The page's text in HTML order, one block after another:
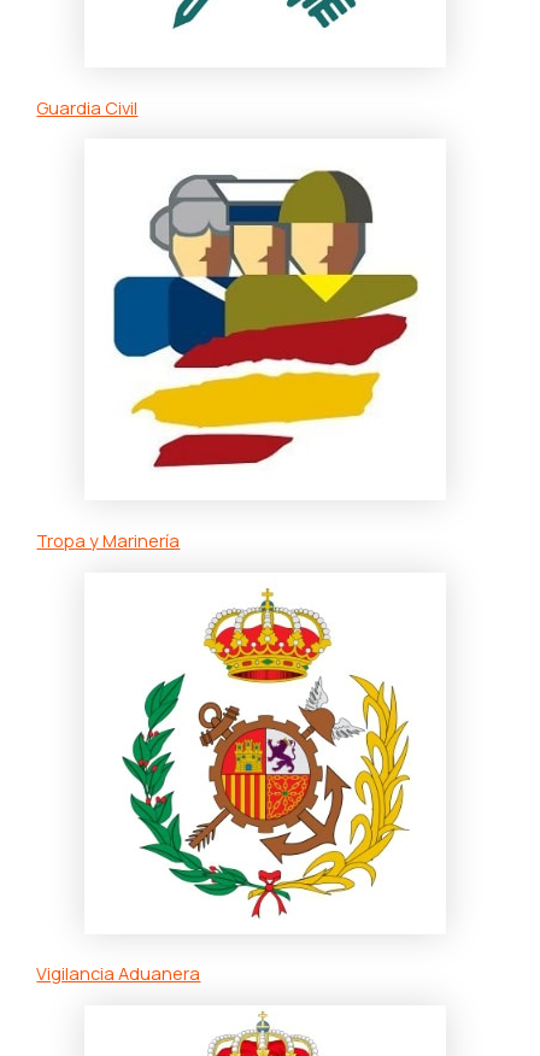
Guardia Civil
Tropa y Marinería
Vigilancia Aduanera